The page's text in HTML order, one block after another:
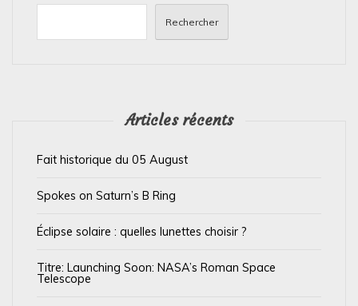
Rechercher
Articles récents
Fait historique du 05 August
Spokes on Saturn’s B Ring
Éclipse solaire : quelles lunettes choisir ?
Titre: Launching Soon: NASA’s Roman Space
Telescope